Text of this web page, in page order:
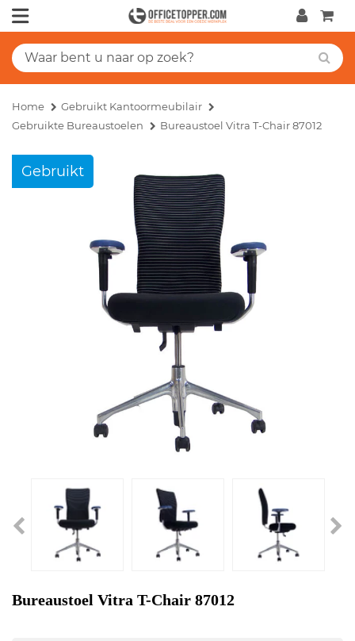
Home
Gebruikt Kantoormeubilair
Gebruikte Bureaustoelen
Bureaustoel Vitra T-Chair 87012
Gebruikt
Bureaustoel Vitra T-Chair 87012